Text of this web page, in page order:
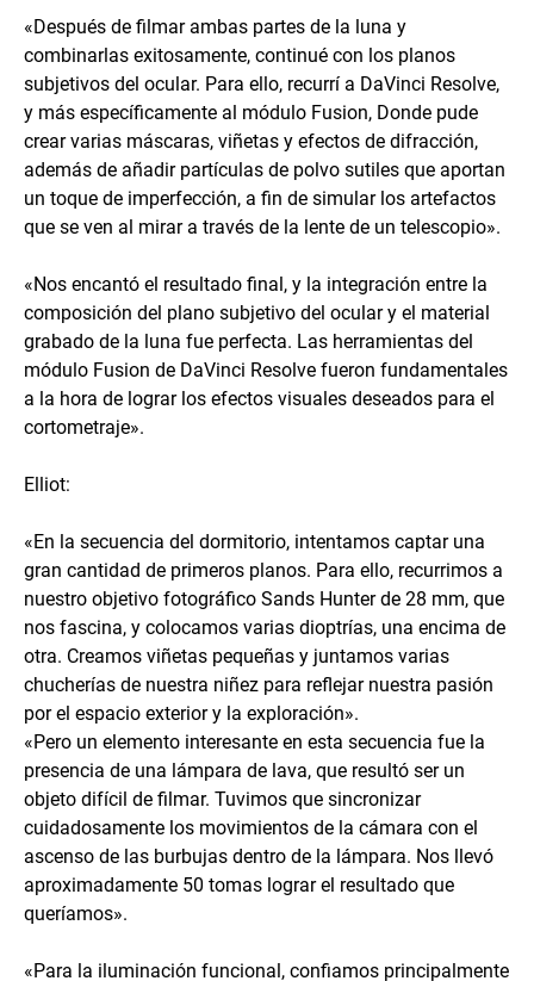
«Después de filmar ambas partes de la luna y
combinarlas exitosamente, continué con los planos
subjetivos del ocular. Para ello, recurrí a DaVinci Resolve,
y más específicamente al módulo Fusion, Donde pude
crear varias máscaras, viñetas y efectos de difracción,
además de añadir partículas de polvo sutiles que aportan
un toque de imperfección, a fin de simular los artefactos
que se ven al mirar a través de la lente de un telescopio».
«Nos encantó el resultado final, y la integración entre la
composición del plano subjetivo del ocular y el material
grabado de la luna fue perfecta. Las herramientas del
módulo Fusion de DaVinci Resolve fueron fundamentales
a la hora de lograr los efectos visuales deseados para el
cortometraje».
Elliot:
«En la secuencia del dormitorio, intentamos captar una
gran cantidad de primeros planos. Para ello, recurrimos a
nuestro objetivo fotográfico Sands Hunter de 28 mm, que
nos fascina, y colocamos varias dioptrías, una encima de
otra. Creamos viñetas pequeñas y juntamos varias
chucherías de nuestra niñez para reflejar nuestra pasión
por el espacio exterior y la exploración».
«Pero un elemento interesante en esta secuencia fue la
presencia de una lámpara de lava, que resultó ser un
objeto difícil de filmar. Tuvimos que sincronizar
cuidadosamente los movimientos de la cámara con el
ascenso de las burbujas dentro de la lámpara. Nos llevó
aproximadamente 50 tomas lograr el resultado que
queríamos».
«Para la iluminación funcional, confiamos principalmente